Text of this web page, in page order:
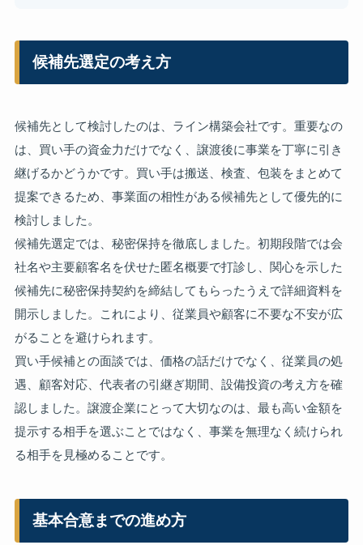
候補先選定の考え方
候補先として検討したのは、ライン構築会社です。重要なの
は、買い手の資金力だけでなく、譲渡後に事業を丁寧に引き
継げるかどうかです。買い手は搬送、検査、包装をまとめて
提案できるため、事業面の相性がある候補先として優先的に
検討しました。
候補先選定では、秘密保持を徹底しました。初期段階では会
社名や主要顧客名を伏せた匿名概要で打診し、関心を示した
候補先に秘密保持契約を締結してもらったうえで詳細資料を
開示しました。これにより、従業員や顧客に不要な不安が広
がることを避けられます。
買い手候補との面談では、価格の話だけでなく、従業員の処
遇、顧客対応、代表者の引継ぎ期間、設備投資の考え方を確
認しました。譲渡企業にとって大切なのは、最も高い金額を
提示する相手を選ぶことではなく、事業を無理なく続けられ
る相手を見極めることです。
基本合意までの進め方